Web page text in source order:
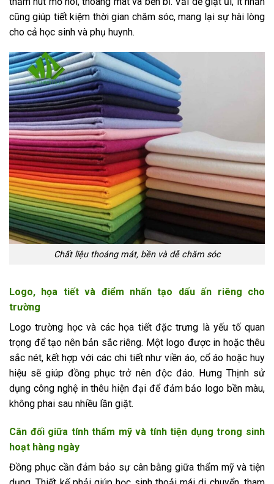
cũng giúp tiết kiệm thời gian chăm sóc, mang lại sự hài lòng
cho cả học sinh và phụ huynh.
Chất liệu thoáng mát, bền và dễ chăm sóc
Logo, họa tiết và điểm nhấn tạo dấu ấn riêng cho
trường
Logo trường học và các họa tiết đặc trưng là yếu tố quan
trọng để tạo nên bản sắc riêng. Một logo được in hoặc thêu
sắc nét, kết hợp với các chi tiết như viền áo, cổ áo hoặc huy
hiệu sẽ giúp đồng phục trở nên độc đáo. Hưng Thịnh sử
dụng công nghệ in thêu hiện đại để đảm bảo logo bền màu,
không phai sau nhiều lần giặt.
Cân đối giữa tính thẩm mỹ và tính tiện dụng trong sinh
hoạt hàng ngày
Đồng phục cần đảm bảo sự cân bằng giữa thẩm mỹ và tiện